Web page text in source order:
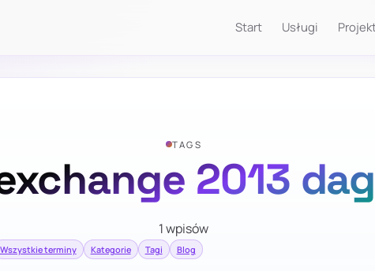
Start Usługi
TAGS
2013 dag
1 wpisów
Wszystkie terminy Kategorie Tagi Blog